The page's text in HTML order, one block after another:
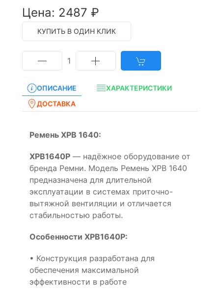
Цена: 2487 ₽
КУПИТЬ В ОДИН КЛИК
1
ОПИСАНИЕ
ХАРАКТЕРИСТИКИ
ДОСТАВКА
Ремень XPB 1640:
XPB1640P — надёжное оборудование от
бренда Ремни. Модель Ремень XPB 1640
предназначена для длительной
эксплуатации в системах приточно-
вытяжной вентиляции и отличается
стабильностью работы.
Особенности XPB1640P:
• Конструкция разработана для
обеспечения максимальной
эффективности в работе